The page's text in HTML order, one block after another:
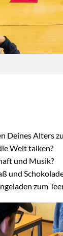
Deines Alters
Welt talken?
und Musik?
und
zum